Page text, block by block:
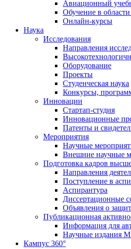
Авиационный
Обучение в
Онлайн-курсы
Наука
Исследования
Направления
Оборудование
Проекты
Студенческая наука
Конкурсы,
Инновации
Стартап-студия
Инновационные
Патенты и
Мероприятия
Научные
Внешние научные
Подготовка кадров
Направления
Поступление в
Аспирантура
Диссертационные
Объявления о
Публикационная
Информация для
Научные издания
Кампус 360°